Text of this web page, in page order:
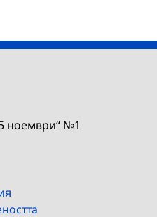
ноември“ №1